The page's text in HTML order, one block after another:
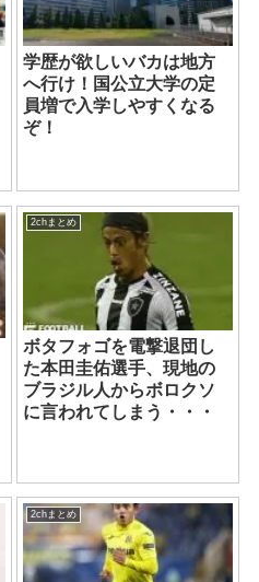
学歴が欲しいバカは地方
へ行け！国公立大学の定
員増で入学しやすくなる
ぞ！
2chまとめ
ボタフォゴを電撃退団し
た本田圭佑選手、現地の
ブラジル人からボロクソ
に言われてしまう・・・
2chまとめ